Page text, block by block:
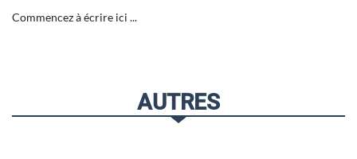
Commencez à écrire ici ...
AUTRES